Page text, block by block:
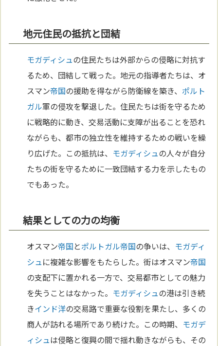
地元住民の抵抗と団結
モガディシュの住民たちは外部からの侵略に対抗す
るため、団結して戦った。地元の指導者たちは、オ
スマン帝国の援助を得ながら防衛線を築き、 ポルト
ガル軍の侵攻を撃退した。住民たちは街を守るため
に戦略的に動き、交易活動に支障が出ることを恐れ
ながらも、都市の独立性を維持するための戦いを繰
り広げた。この抵抗は、 モガディシュの人々が自分
たちの街を守るために一致団結する力を示したもの
でもあった。
結果としての力の均衡
オスマン帝国とポルトガル帝国の争いは、 モガディ
シュに複雑な影響をもたらした。街はオスマン帝国
の支配下に置かれる一方で、交易都市としての魅力
を失うことはなかった。 モガディシュの港は引き続
きインド洋の交易路で重要な役割を果たし、多くの
商人が訪れる場所であり続けた。この時期、 モガデ
ィシュは侵略と復興の間で揺れ動きながらも、その